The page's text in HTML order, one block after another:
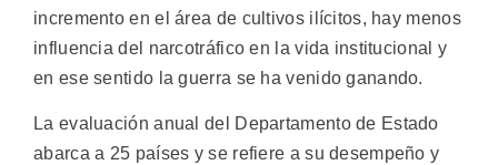
incremento en el área de cultivos ilícitos, hay menos
influencia del narcotráfico en la vida institucional y
en ese sentido la guerra se ha venido ganando.
La evaluación anual del Departamento de Estado
abarca a 25 países y se refiere a su desempeño y